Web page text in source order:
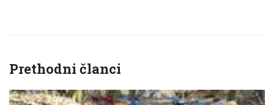
Prethodni članci